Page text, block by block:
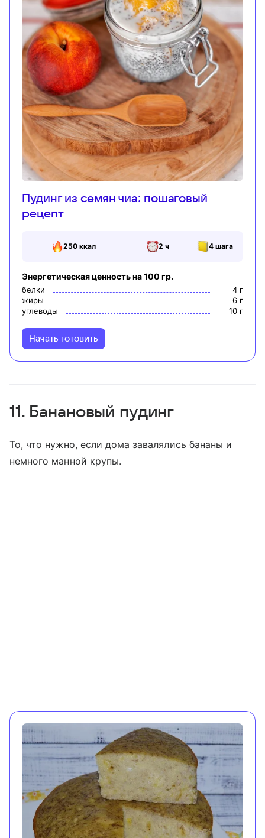
Пудинг из семян чиа: пошаговый
рецепт
250ккал 2 ч 4 шага
Энергетическая ценность на 100 гр.
белки 4 г
жиры
6 г
углеводы
10 г
Начать готовить
11. Банановый пудинг
То, что нужно, если дома завалялись бананы и
немного манной крупы.